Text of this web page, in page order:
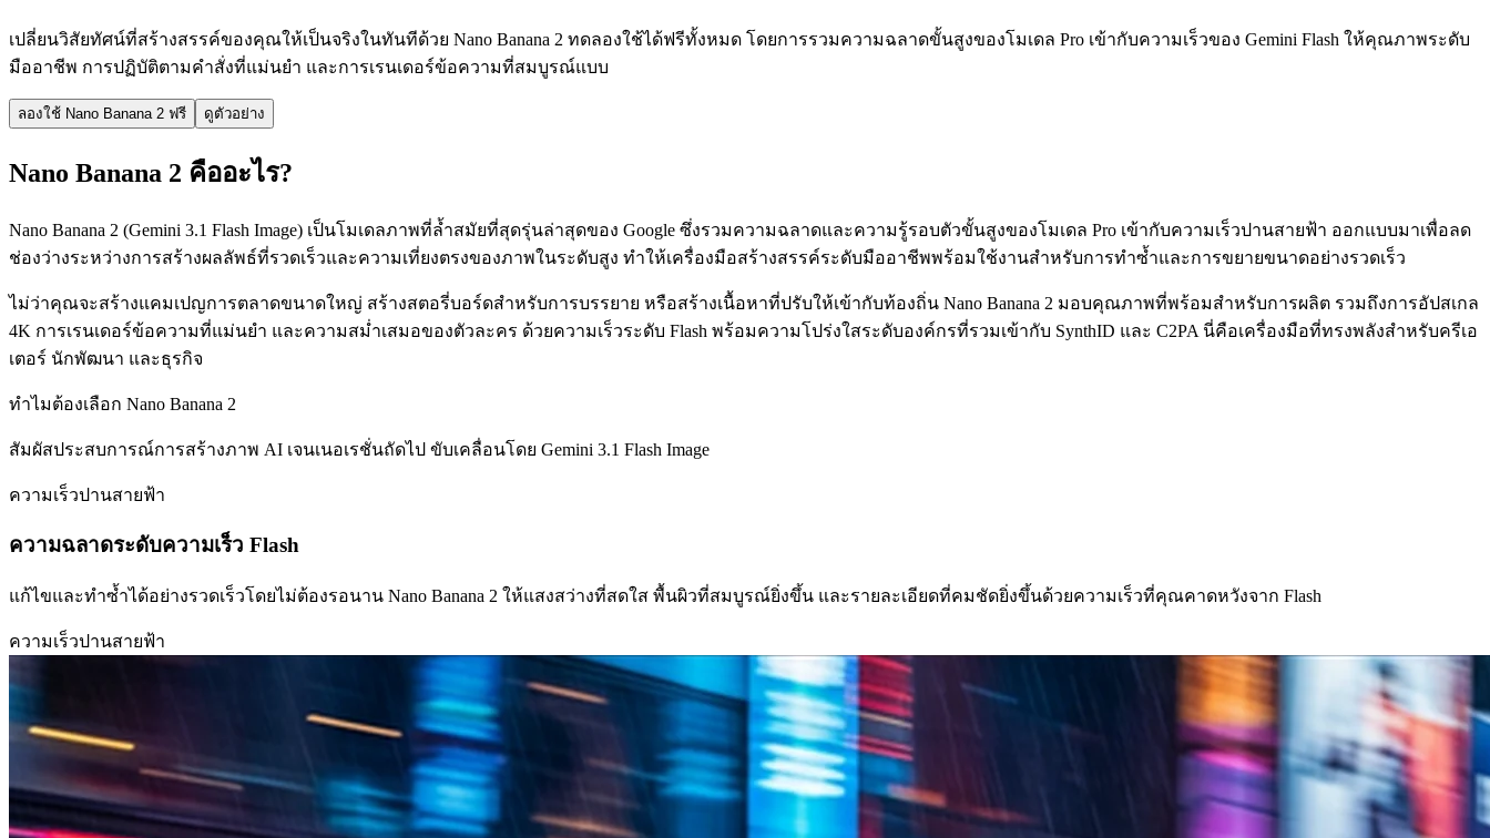
เปลี่ยนวิสัยทัศน์ที่สร้างสรรค์ของคุณให้เป็นจริงในทันทีด้วย Nano Banana 2 ทดลองใช้ได้ฟรีทั้งหมด โดยการรวมความฉลาดขั้นสูงของโมเดล Pro เข้ากับความเร็วของ Gemini Flash ให้คุณภาพระดับ
มืออาชีพ การปฏิบัติตามคำสั่งที่แม่นยำ และการเรนเดอร์ข้อความที่สมบูรณ์แบบ
ลองใช้ Nano Banana 2 ฟรี ดูตัวอย่าง
Nano Banana 2 คืออะไร?
Nano Banana 2 (Gemini 3.1 Flash Image) เป็นโมเดลภาพที่ล้ำสมัยที่สุดรุ่นล่าสุดของ Google ซึ่งรวมความฉลาดและความรู้รอบตัวขั้นสูงของโมเดล Pro เข้ากับความเร็วปานสายฟ้า ออกแบบมาเพื่อลด
ช่องว่างระหว่างการสร้างผลลัพธ์ที่รวดเร็วและความเที่ยงตรงของภาพในระดับสูง ทำให้เครื่องมือสร้างสรรค์ระดับมืออาชีพพร้อมใช้งานสำหรับการทำซ้ำและการขยายขนาดอย่างรวดเร็ว
ไม่ว่าคุณจะสร้างแคมเปญการตลาดขนาดใหญ่ สร้างสตอรี่บอร์ดสำหรับการบรรยาย หรือสร้างเนื้อหาที่ปรับให้เข้ากับท้องถิ่น Nano Banana 2 มอบคุณภาพที่พร้อมสำหรับการผลิต รวมถึงการอัปสเกล
4K การเรนเดอร์ข้อความที่แม่นยำ และความสม่ำเสมอของตัวละคร ด้วยความเร็วระดับ Flash พร้อมความโปร่งใสระดับองค์กรที่รวมเข้ากับ SynthID และ C2PA นี่คือเครื่องมือที่ทรงพลังสำหรับครีเอ
เตอร์ นักพัฒนา และธุรกิจ
ทำไมต้องเลือก Nano Banana 2
สัมผัสประสบการณ์การสร้างภาพ AI เจนเนอเรชั่นถัดไป ขับเคลื่อนโดย Gemini 3.1 Flash Image
ความเร็วปานสายฟ้า
ความฉลาดระดับความเร็ว Flash
แก้ไขและทำซ้ำได้อย่างรวดเร็วโดยไม่ต้องรอนาน Nano Banana 2 ให้แสงสว่างที่สดใส พื้นผิวที่สมบูรณ์ยิ่งขึ้น และรายละเอียดที่คมชัดยิ่งขึ้นด้วยความเร็วที่คุณคาดหวังจาก Flash
ความเร็วปานสายฟ้า